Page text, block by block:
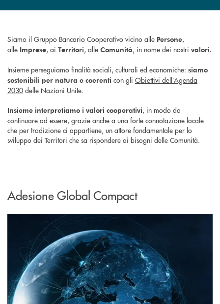
Siamo il Gruppo Bancario Cooperativo vicino alle Persone,
alle Imprese, ai Territori, alle Comunità, in nome dei nostri valori.
Insieme perseguiamo finalità sociali, culturali ed economiche: siamo
sostenibili per natura e coerenti con gli Obiettivi dell’Agenda
2030 delle Nazioni Unite.
Insieme interpretiamo i valori cooperativi, in modo da
continuare ad essere, grazie anche a una forte connotazione locale
che per tradizione ci appartiene, un attore fondamentale per lo
sviluppo dei Territori che sa rispondere ai bisogni delle Comunità.
Adesione Global Compact